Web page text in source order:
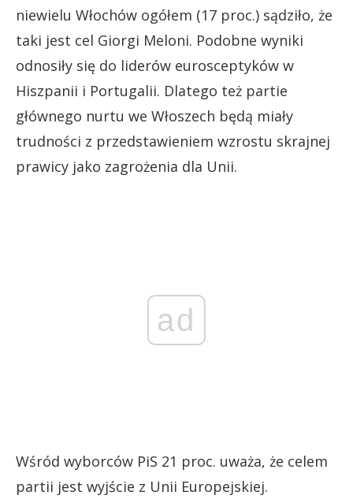
niewielu Włochów ogółem (17 proc.) sądziło, że
taki jest cel Giorgi Meloni. Podobne wyniki
odnosiły się do liderów eurosceptyków w
Hiszpanii i Portugalii. Dlatego też partie
głównego nurtu we Włoszech będą miały
trudności z przedstawieniem wzrostu skrajnej
prawicy jako zagrożenia dla Unii.
ad
Wśród wyborców PiS 21 proc. uważa, że celem
partii jest wyjście z Unii Europejskiej.